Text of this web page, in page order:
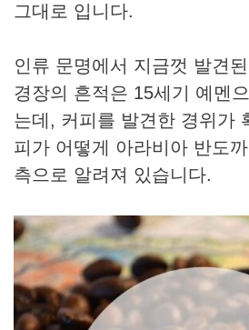
그대로 입니다.
인류 문명에서 지금껏 발견
경장의 흔적은 15세기 예멘
는데, 커피를 발견한 경위가
피가 어떻게 아라비아 반도
측으로 알려져 있습니다.